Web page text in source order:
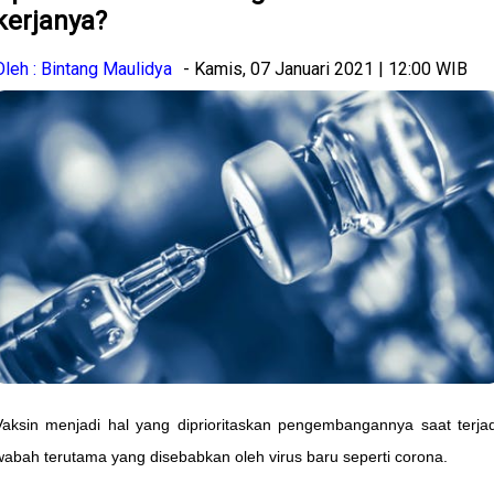
: Bintang Maulidya - Kamis, 07 Januari 2021 | 12:00 WIB
menjadi hal yang diprioritaskan pengembangannya saat
terutama yang disebabkan oleh virus baru seperti corona.